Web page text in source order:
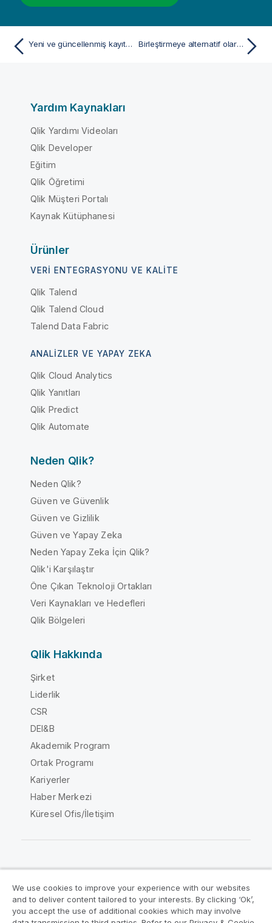
Yeni ve güncellenmiş kayıtları artışlı yükleme ile yükleme Birleştirmeye alternatif olarak eşlemeyi kullanma
Yardım Kaynakları
Qlik Yardımı Videoları
Qlik Developer
Eğitim
Qlik Öğretimi
Qlik Müşteri Portalı
Kaynak Kütüphanesi
Ürünler
VERI ENTEGRASYONU VE KALITE
Qlik Talend
Qlik Talend Cloud
Talend Data Fabric
ANALIZLER VE YAPAY ZEKA
Qlik Cloud Analytics
Qlik Yanıtları
Qlik Predict
Qlik Automate
Neden Qlik?
Neden Qlik?
Güven ve Güvenlik
Güven ve Gizlilik
Güven ve Yapay Zeka
Neden Yapay Zeka İçin Qlik?
Qlik'i Karşılaştır
Öne Çıkan Teknoloji Ortakları
Veri Kaynakları ve Hedefleri
Qlik Bölgeleri
Qlik Hakkında
Şirket
Liderlik
CSR
DEI&B
Akademik Program
Ortak Programı
Kariyerler
Haber Merkezi
Küresel Ofis/İletişim
Yasal sözleşmeler
Ürün Koşulları
We use cookies to improve your experience with our websites
and to deliver content tailored to your interests. By clicking ‘Ok’,
you accept the use of additional cookies which may involve